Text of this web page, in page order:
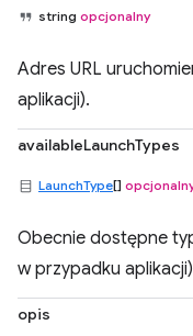
string opcjonalny
Adres URL
aplikacji).
availableLaunchTypes
LaunchType[]
Obecnie dostępne
w przypadku
opis